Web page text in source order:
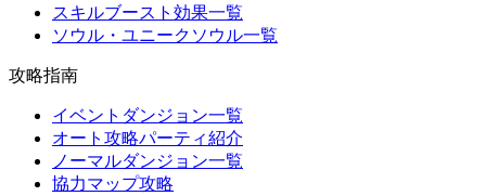
スキルブースト効果一覧
ソウル・ユニークソウル一覧
攻略指南
イベントダンジョン一覧
オート攻略パーティ紹介
ノーマルダンジョン一覧
協力マップ攻略